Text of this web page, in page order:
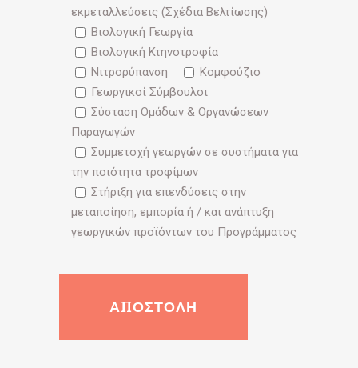
εκμεταλλεύσεις (Σχέδια Βελτίωσης)
Βιολογική Γεωργία
Βιολογική Κτηνοτροφία
Νιτρορύπανση
Κομφούζιο
Γεωργικοί Σύμβουλοι
Σύσταση Ομάδων & Οργανώσεων
Παραγωγών
Συμμετοχή γεωργών σε συστήματα για
την ποιότητα τροφίμων
Στήριξη για επενδύσεις στην
μεταποίηση, εμπορία ή / και ανάπτυξη
γεωργικών προϊόντων του Προγράμματος